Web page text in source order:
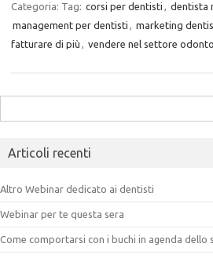
Categoria: Tag: corsi per dentisti , dentista
management per dentisti , marketing
fatturare di più , vendere nel settore
per:
Articoli recenti
Altro Webinar dedicato ai dentisti
Webinar per te questa sera
Come comportarsi con i buchi in agenda dello